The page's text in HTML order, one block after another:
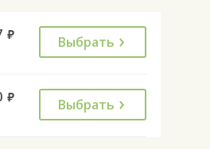
руб. Выбрать
руб. Выбрать